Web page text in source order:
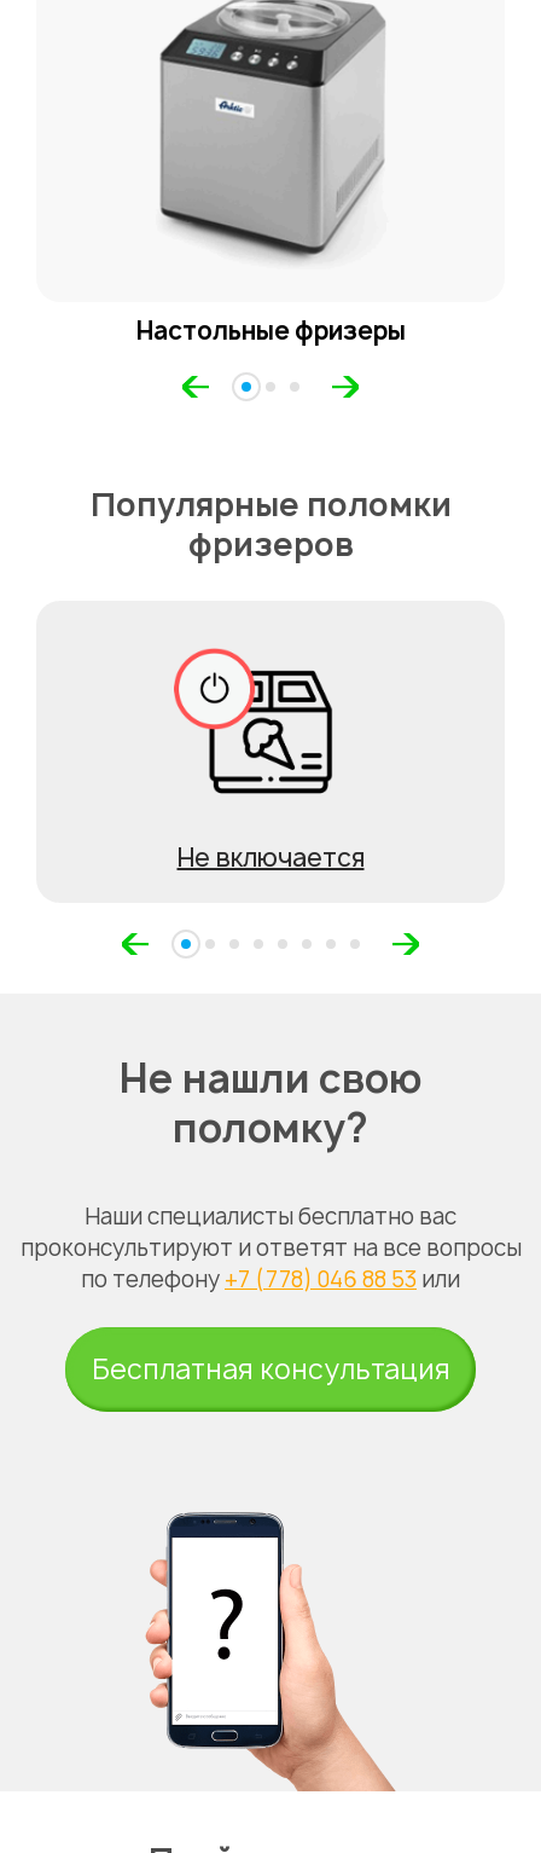
Настольные фризеры
Популярные поломки
фризеров
Не включается
Не нашли свою
поломку?
Наши специалисты бесплатно вас
проконсультируют и ответят на все вопросы
по телефону +7 (778) 046 88 53 или
Бесплатная консультация